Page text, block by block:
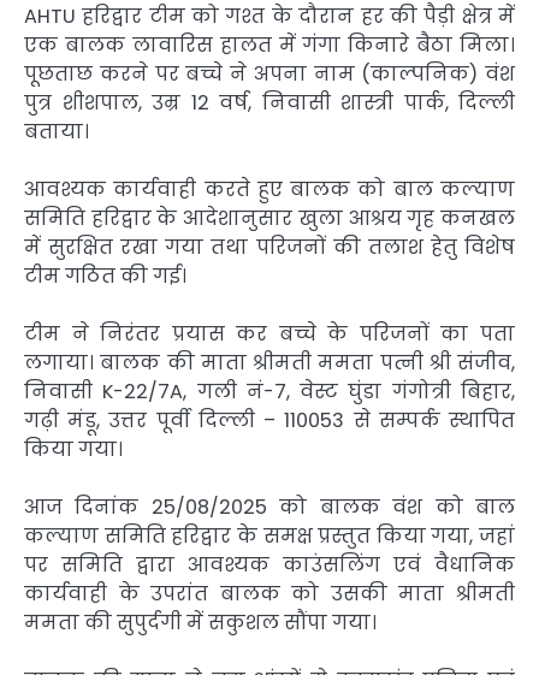
AHTU हरिद्वार टीम को गश्त के दौरान हर की पैड़ी क्षेत्र में
एक बालक लावारिस हालत में गंगा किनारे बैठा मिला।
पूछताछ करने पर बच्चे ने अपना नाम (काल्पनिक) वंश
पुत्र शीशपाल, उम्र 12 वर्ष, निवासी शास्त्री पार्क, दिल्ली
बताया।
आवश्यक कार्यवाही करते हुए बालक को बाल कल्याण
समिति हरिद्वार के आदेशानुसार खुला आश्रय गृह कनखल
में सुरक्षित रखा गया तथा परिजनों की तलाश हेतु विशेष
टीम गठित की गई।
टीम ने निरंतर प्रयास कर बच्चे के परिजनों का पता
लगाया। बालक की माता श्रीमती ममता पत्नी श्री संजीव,
निवासी K-22/7A, गली नं-7, वेस्ट घुंडा गंगोत्री बिहार,
गढ़ी मंडू, उत्तर पूर्वी दिल्ली – 110053 से सम्पर्क स्थापित
किया गया।
आज दिनांक 25/08/2025 को बालक वंश को बाल
कल्याण समिति हरिद्वार के समक्ष प्रस्तुत किया गया, जहां
पर समिति द्वारा आवश्यक काउंसलिंग एवं वैधानिक
कार्यवाही के उपरांत बालक को उसकी माता श्रीमती
ममता की सुपुर्दगी में सकुशल सौंपा गया।